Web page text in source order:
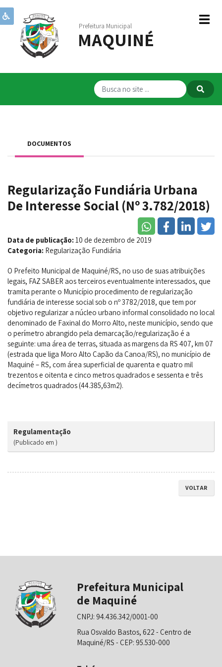
Prefeitura Municipal
MAQUINÉ
Institucional
Governo
Serviços
Servidores
DOCUMENTOS
Regularização Fundiária Urbana
De Interesse Social (Nº 3.782/2018)
Data de publicação: 10 de dezembro de 2019
Categoria: Regularização Fundiária
O Prefeito Municipal de Maquiné/RS, no uso de suas atribuições
legais, FAZ SABER aos terceiros eventualmente interessados, que
tramita perante o Município procedimento de regularização
fundiária de interesse social sob o nº 3782/2018, que tem por
objetivo regularizar a núcleo urbano informal consolidado no local
denominado de Faxinal do Morro Alto, neste município, sendo que
o perímetro abrangido pela demarcação/regularização é a
seguinte: uma área de terras, situada as margens da RS 407, km 07
(estrada que liga Moro Alto Capão da Canoa/RS), no município de
Maquiné – RS, com área superficial de quarenta e quatro mil
trezentos e oitenta e cinco metros quadrados e sessenta e três
decímetros quadrados (44.385,63m2).
Regulamentação
(Publicado em )
VOLTAR
Prefeitura Municipal
de Maquiné
CNPJ: 94.436.342/0001-00
Rua Osvaldo Bastos, 622 - Centro de
Maquiné/RS - CEP: 95.530-000